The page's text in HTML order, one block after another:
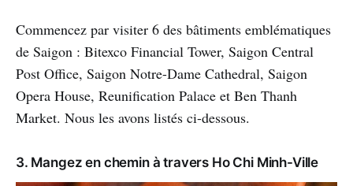
Commencez par visiter 6 des bâtiments emblématiques
de Saigon : Bitexco Financial Tower, Saigon Central
Post Office, Saigon Notre-Dame Cathedral, Saigon
Opera House, Reunification Palace et Ben Thanh
Market. Nous les avons listés ci-dessous.
3. Mangez en chemin à travers Ho Chi Minh-Ville